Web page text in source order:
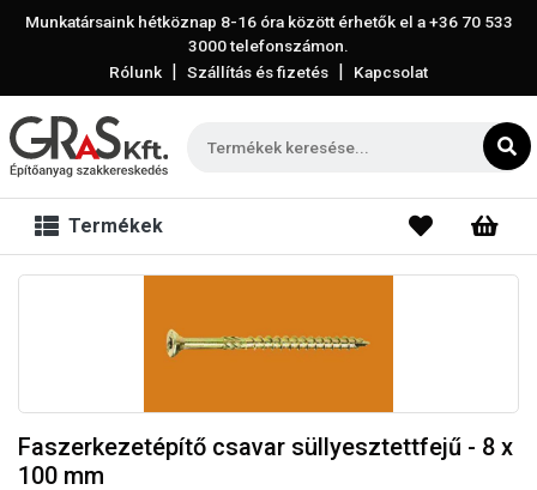
Munkatársaink hétköznap 8-16 óra között érhetők el a+36 70 533
3000telefonszámon.
Rólunk | Szállítás és fizetés | Kapcsolat
Termékek
Faszerkezetépítő csavar süllyesztettfejű - 8 x
100 mm